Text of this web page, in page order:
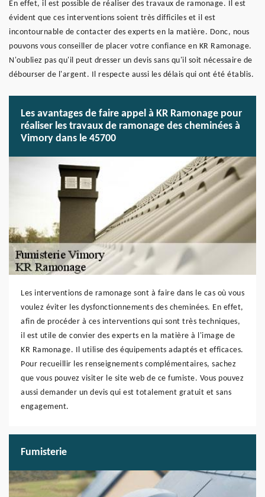
En effet, il est possible de réaliser des travaux de ramonage. Il est
évident que ces interventions soient très difficiles et il est
incontournable de contacter des experts en la matière. Donc, nous
pouvons vous conseiller de placer votre confiance en KR Ramonage.
N'oubliez pas qu'il peut dresser un devis sans qu'il soit nécessaire de
débourser de l'argent. Il respecte aussi les délais qui ont été établis.
Les avantages de faire appel à KR Ramonage pour
réaliser les travaux de ramonage des cheminées à
Vimory dans le 45700
Les interventions de ramonage sont à faire dans le cas où vous
voulez éviter les dysfonctionnements des cheminées. En effet,
afin de procéder à ces interventions qui sont très techniques,
il est utile de convier des experts en la matière à l'image de
KR Ramonage. Il utilise des équipements adaptés et efficaces.
Pour recueillir les renseignements complémentaires, sachez
que vous pouvez visiter le site web de ce fumiste. Vous pouvez
aussi demander un devis qui est totalement gratuit et sans
engagement.
Fumisterie